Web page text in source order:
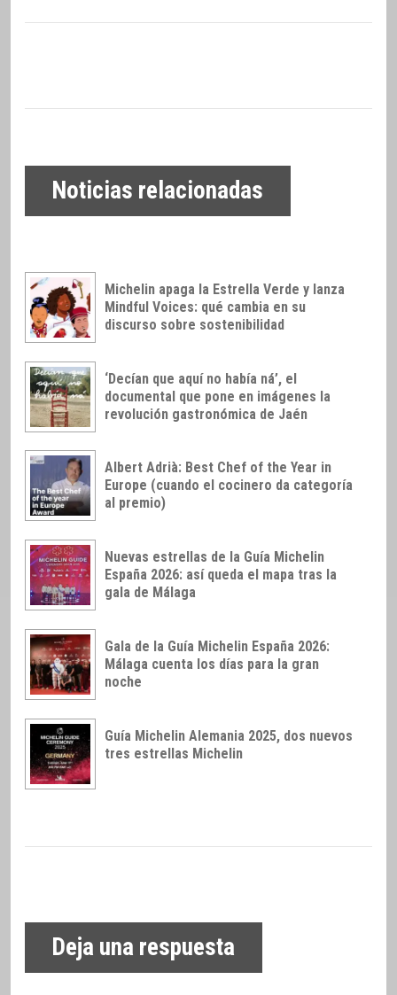
Noticias relacionadas
Michelin apaga la Estrella Verde y lanza
Mindful Voices: qué cambia en su
discurso sobre sostenibilidad
‘Decían que aquí no había ná’, el
documental que pone en imágenes la
revolución gastronómica de Jaén
Albert Adrià: Best Chef of the Year in
Europe (cuando el cocinero da categoría
al premio)
Nuevas estrellas de la Guía Michelin
España 2026: así queda el mapa tras la
gala de Málaga
Gala de la Guía Michelin España 2026:
Málaga cuenta los días para la gran
noche
Guía Michelin Alemania 2025, dos nuevos
tres estrellas Michelin
Deja una respuesta